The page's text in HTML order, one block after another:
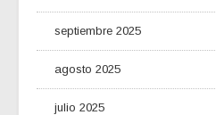
septiembre 2025
agosto 2025
julio 2025